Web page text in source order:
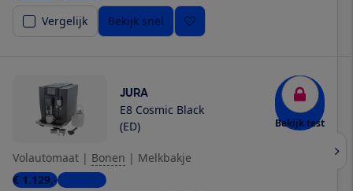
Vergelijk
Bekijk snel
JURA
E8 Cosmic Black
(ED)
Bekijk test
Volautomaat | Bonen | Melkbakje
€ 1.129,-6 winkels